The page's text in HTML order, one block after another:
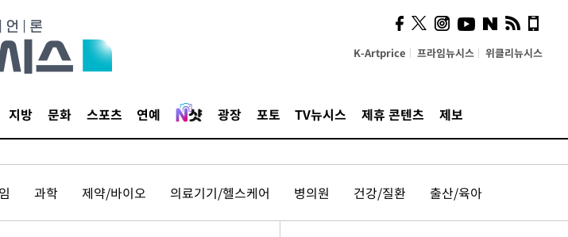
K-Artprice 프라임뉴시스 위클리뉴시스
지방 문화 스포츠 연예 광장 포토 TV뉴시스 제휴 콘텐츠 제보
과학 제약/바이오 의료기기/헬스케어 병의원 건강/질환 출산/육아
시, 스마트폰 액세서리에
NFC 더했다